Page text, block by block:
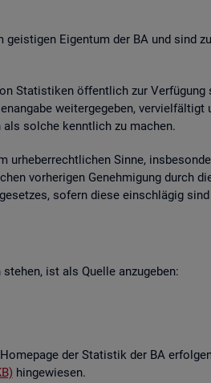
Ei­gen­tum der BA und sind
Sta­tis­ti­ken öf­fent­lich zur
wei­ter­ge­ge­ben, ver­viel­fäl­tigt
sol­che kennt­lich zu ma­chen.
Sinne,
vor­he­ri­gen Ge­neh­mi­gung durch
so­fern diese ein­schlä­gig
ist als Quel­le an­zu­ge­ben:
der Sta­tis­tik der BA
hin­ge­wie­sen.